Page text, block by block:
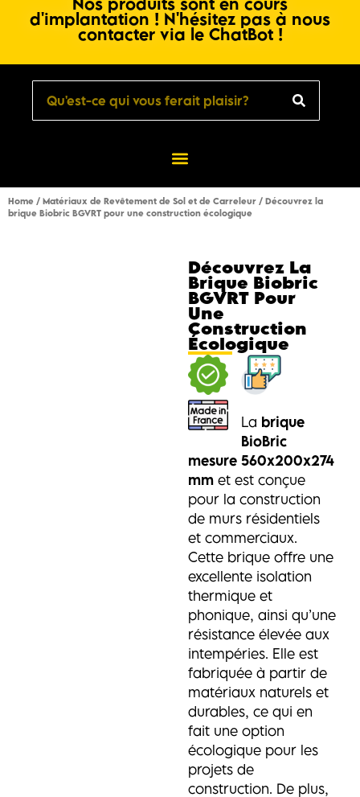
d'implantation ! N'hésitez pas à nous
contacter via le ChatBot !
Home / Matériaux de Revêtement de Sol et de Carreleur / Découvrez la
brique Biobric BGVRT pour une construction écologique
Découvrez La
Brique Biobric
BGVRT Pour
Une
Construction
Écologique
La brique
BioBric
mesure 560x200x274
mmet est conçue
pour la construction
de murs résidentiels
et commerciaux.
Cette brique offre une
excellente isolation
thermique et
phonique, ainsi qu’une
résistance élevée aux
intempéries. Elle est
fabriquée à partir de
matériaux naturels et
durables, ce qui en
fait une option
écologique pour les
projets de
construction. De plus,